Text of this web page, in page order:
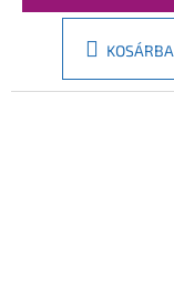
KOSÁRBA